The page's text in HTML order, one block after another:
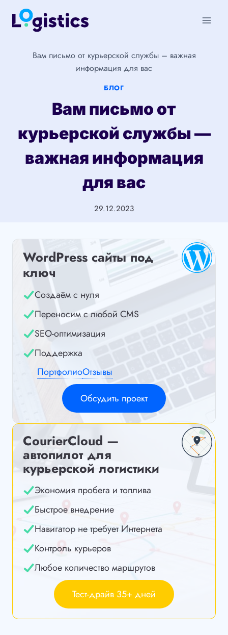
Перейти
Вам письмо от курьерской службы – важная
информация для вас
БЛОГ
Вам письмо от
курьерской службы —
важная информация
для вас
29.12.2023
WordPress сайты под
ключ
Создаём с нуля
Переносим с любой CMS
SEO-оптимизация
Поддержка
ПортфолиоОтзывы
Обсудить проект
CourierCloud —
автопилот для
курьерской логистики
Экономия пробега и топлива
Быстрое внедрение
Навигатор не требует Интернета
Контроль курьеров
Любое количество маршрутов
Тест-драйв 35+ дней